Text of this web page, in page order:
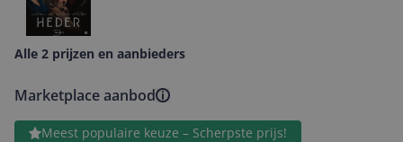
Alle 2 prijzen en aanbieders
Marketplace aanbod
Meest populaire keuze – Scherpste prijs!
Bekijk product